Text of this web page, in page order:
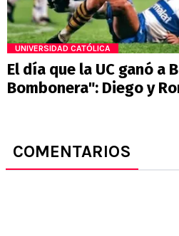
UNIVERSIDAD CATÓLICA
El día que la UC ganó a
Bombonera": Diego y
COMENTARIOS